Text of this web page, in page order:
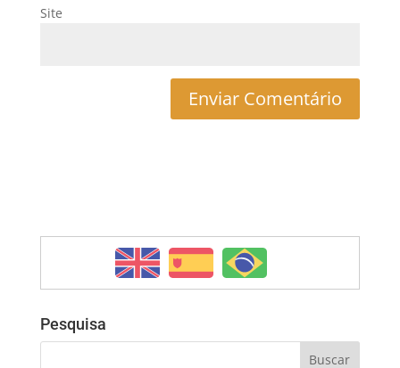
Site
Pesquisa